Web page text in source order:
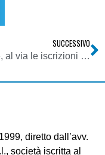
SUCCESSIVO
Milano, al via le iscrizioni al Master in Giornalismo investigativo e analisi delle fonti documentarie
diretto dall’avv.
società iscritta al